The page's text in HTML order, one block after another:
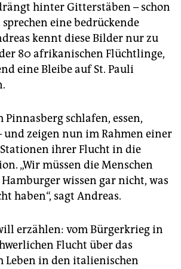
hinter Gitterstäben – schon
eine bedrückende
kennt diese Bilder nur zu
80 afrikanischen Flüchtlinge,
eine Bleibe auf St. Pauli
Pinnasberg schlafen, essen,
und zeigen nun im Rahmen einer
ihrer Flucht in die
„Wir müssen die Menschen
wissen gar nicht, was
haben“, sagt Andreas.
erzählen: vom Bürgerkrieg in
Flucht über das
Leben in den italienischen